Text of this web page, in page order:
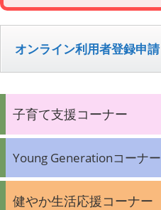
オンライン利用者登録申請
子育て支援コーナー
Young Generationコーナー
健やか生活応援コーナー